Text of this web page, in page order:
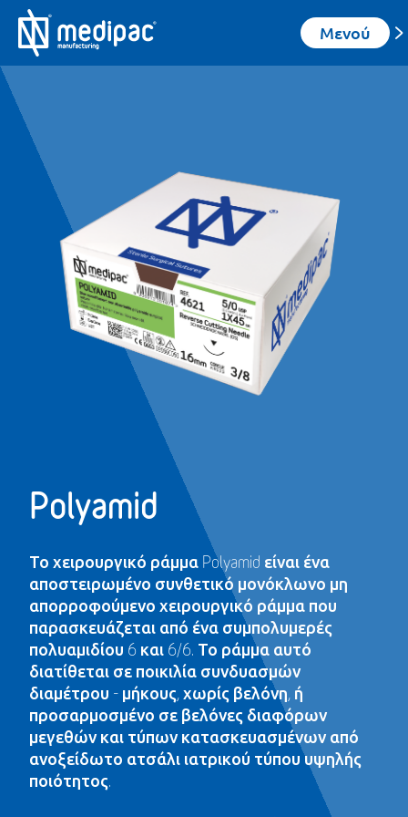
Μενού
Polyamid
Το χειρουργικό ράμμα Polyamid είναι ένα
αποστειρωμένο συνθετικό μονόκλωνο μη
απορροφούμενο χειρουργικό ράμμα που
παρασκευάζεται από ένα συμπολυμερές
πολυαμιδίου 6 και 6/6. Το ράμμα αυτό
διατίθεται σε ποικιλία συνδυασμών
διαμέτρου - μήκους, χωρίς βελόνη, ή
προσαρμοσμένο σε βελόνες διαφόρων
μεγεθών και τύπων κατασκευασμένων από
ανοξείδωτο ατσάλι ιατρικού τύπου υψηλής
ποιότητος.